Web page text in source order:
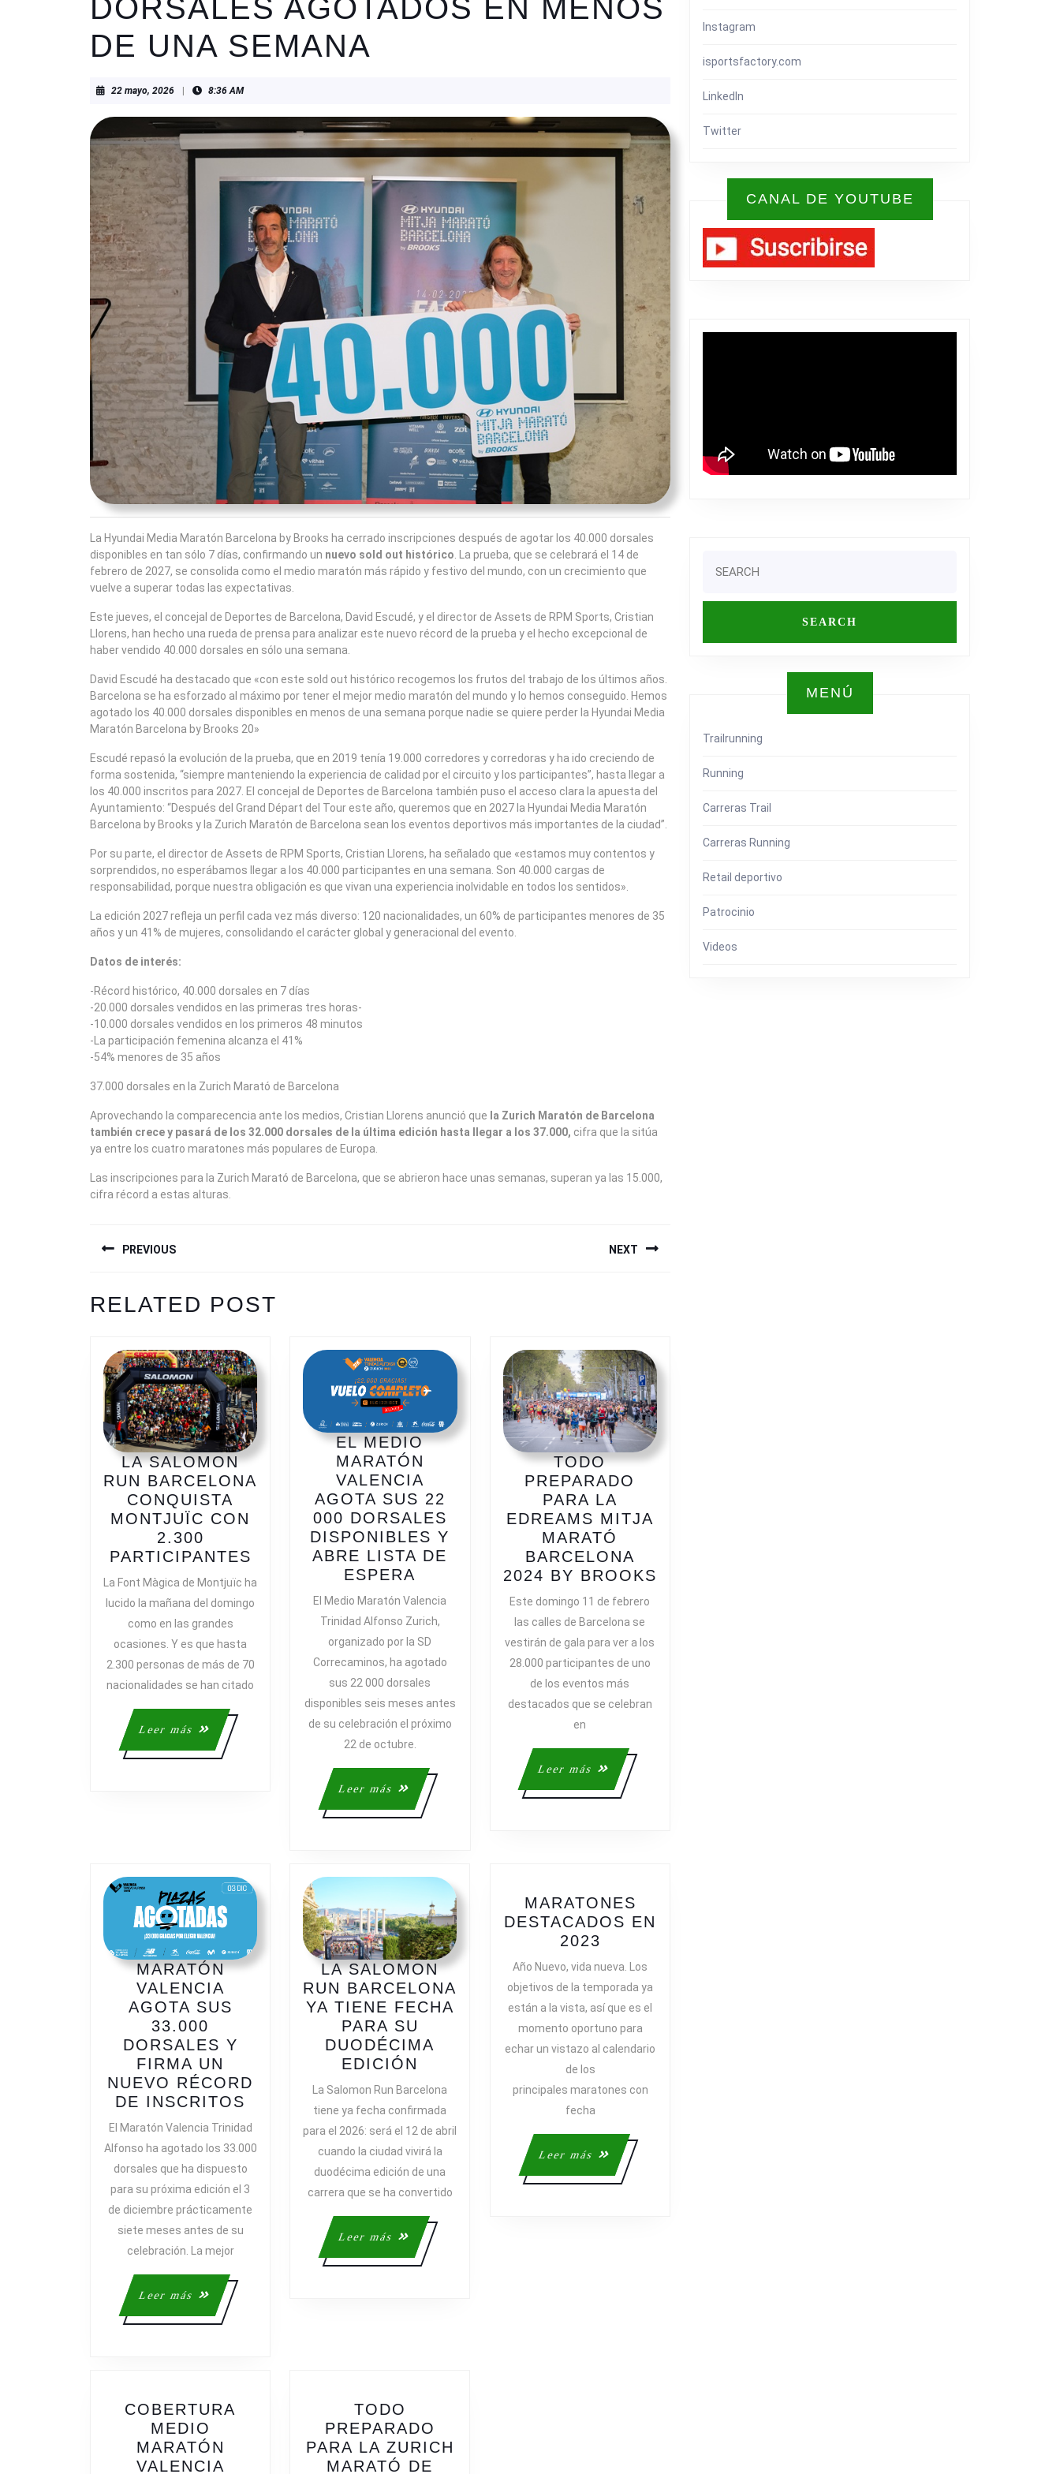
DORSALES AGOTADOS EN MENOS
DE UNA SEMANA
22 mayo, 202622
2026
8:36 AM
La Hyundai Media Maratón Barcelona by Brooks ha cerrado inscripciones después de agotar los 40.000 dorsales
disponibles en tan sólo 7 días, confirmando un nuevo sold out histórico . La prueba, que se celebrará el 14 de
febrero de 2027, se consolida como el medio maratón más rápido y festivo del mundo, con un crecimiento que
vuelve a superar todas las expectativas.
Este jueves, el concejal de Deportes de Barcelona, ​​David Escudé, y el director de Assets de RPM Sports, Cristian
Llorens, han hecho una rueda de prensa para analizar este nuevo récord de la prueba y el hecho excepcional de
haber vendido 40.000 dorsales en sólo una semana.
David Escudé ha destacado que «con este sold out histórico recogemos los frutos del trabajo de los últimos años.
Barcelona se ha esforzado al máximo por tener el mejor medio maratón del mundo y lo hemos conseguido. Hemos
agotado los 40.000 dorsales disponibles en menos de una semana porque nadie se quiere perder la Hyundai Media
Maratón Barcelona by Brooks 20»
Escudé repasó la evolución de la prueba, que en 2019 tenía 19.000 corredores y corredoras y ha ido creciendo de
forma sostenida, “siempre manteniendo la experiencia de calidad por el circuito y los participantes”, hasta llegar a
los 40.000 inscritos para 2027. El concejal de Deportes de Barcelona también puso el acceso clara la apuesta del
Ayuntamiento: “Después del Grand Départ del Tour este año, queremos que en 2027 la Hyundai Media Maratón
Barcelona by Brooks y la Zurich Maratón de Barcelona sean los eventos deportivos más importantes de la ciudad”.
Por su parte, el director de Assets de RPM Sports, Cristian Llorens, ha señalado que «estamos muy contentos y
sorprendidos, no esperábamos llegar a los 40.000 participantes en una semana. Son 40.000 cargas de
responsabilidad, porque nuestra obligación es que vivan una experiencia inolvidable en todos los sentidos».
La edición 2027 refleja un perfil cada vez más diverso: 120 nacionalidades, un 60% de participantes menores de 35
años y un 41% de mujeres, consolidando el carácter global y generacional del evento.
Datos de interés:
-Récord histórico, 40.000 dorsales en 7 días
-20.000 dorsales vendidos en las primeras tres horas-
-10.000 dorsales vendidos en los primeros 48 minutos
-La participación femenina alcanza el 41%
-54% menores de 35 años
37.000 dorsales en la Zurich Marató de Barcelona
Aprovechando la comparecencia ante los medios, Cristian Llorens anunció que la Zurich Maratón de Barcelona
también crece y pasará de los 32.000 dorsales de la última edición hasta llegar a los 37.000, cifra que la sitúa
ya entre los cuatro maratones más populares de Europa.
Las inscripciones para la Zurich Marató de Barcelona, que se abrieron hace unas semanas, superan ya las 15.000,
cifra récord a estas alturas.
DE
ENTRADAS
PREVIOUS
post:
NEXT
RELATED POST
LA SALOMON
RUN BARCELONA
CONQUISTA
MONTJUÏC CON
2.300
PARTICIPANTES
BARCELONA
MONTJUÏC
CON
2.300
PARTICIPANTES
La Font Màgica de Montjuïc ha
lucido la mañana del domingo
como en las grandes
ocasiones. Y es que hasta
2.300 personas de más de 70
nacionalidades se han citado
Leer más
Leer
más
EL MEDIO
MARATÓN
VALENCIA
AGOTA SUS 22
000 DORSALES
DISPONIBLES Y
ABRE LISTA DE
ESPERA
MEDIO
VALENCIA
AGOTA
SUS
22
000
DORSALES
DISPONIBLES
ABRE
LISTA
DE
El Medio Maratón Valencia
Trinidad Alfonso Zurich,
organizado por la SD
Correcaminos, ha agotado
sus 22 000 dorsales
disponibles seis meses antes
de su celebración el próximo
22 de octubre.
Leer más
Leer
más
TODO
PREPARADO
PARA LA
EDREAMS MITJA
MARATÓ
BARCELONA
2024 BY BROOKS
Este domingo 11 de febrero
las calles de Barcelona se
vestirán de gala para ver a los
28.000 participantes de uno
de los eventos más
destacados que se celebran
en
Leer más
Leer
más
MARATÓN
VALENCIA
AGOTA SUS
33.000
DORSALES Y
FIRMA UN
NUEVO RÉCORD
DE INSCRITOS
VALENCIA
AGOTA
SUS
33.000
DORSALES
Y
El Maratón Valencia Trinidad
Alfonso ha agotado los 33.000
dorsales que ha dispuesto
para su próxima edición el 3
de diciembre prácticamente
siete meses antes de su
celebración. La mejor
Leer más
Leer
más
LA SALOMON
RUN BARCELONA
YA TIENE FECHA
PARA SU
DUODÉCIMA
EDICIÓN
SALOMON
BARCELONA
YA
TIENE
FECHA
PARA
SU
DUODÉCIMA
EDICIÓN
La Salomon Run Barcelona
tiene ya fecha confirmada
para el 2026: será el 12 de abril
cuando la ciudad vivirá la
duodécima edición de una
carrera que se ha convertido
Leer más
Leer
más
MARATONES
DESTACADOS EN
2023
DESTACADOS
2023
Año Nuevo, vida nueva. Los
objetivos de la temporada ya
están a la vista, así que es el
momento oportuno para
echar un vistazo al calendario
de los
principales maratones con
fecha
Leer más
Leer
más
COBERTURA
MEDIO
MARATÓN
VALENCIA
TODO
PREPARADO
PARA LA ZURICH
MARATÓ DE
Instagram
isportsfactory.com
LinkedIn
Twitter
CANAL DE YOUTUBE
for:
MENÚ
Trailrunning
Running
Carreras Trail
Carreras Running
Retail deportivo
Patrocinio
Videos